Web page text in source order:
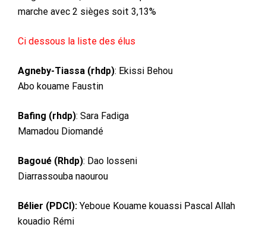
marche avec 2 sièges soit 3,13%
Ci dessous la liste des élus
Agneby-Tiassa (rhdp): Ekissi Behou
Abo kouame Faustin
Bafing (rhdp): Sara Fadiga
Mamadou Diomandé
Bagoué (Rhdp): Dao losseni
Diarrassouba naourou
Bélier (PDCI): Yeboue Kouame kouassi Pascal Allah
kouadio Rémi